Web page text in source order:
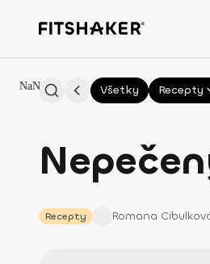
Všetky Recepty
Recepty Romana
NaN